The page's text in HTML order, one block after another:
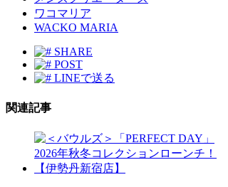
ワコマリア
WACKO MARIA
SHARE
POST
LINEで送る
関連記事